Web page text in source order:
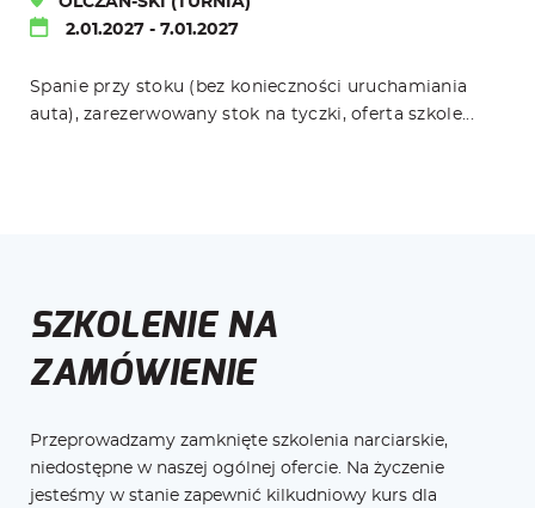
Spanie przy stoku (bez konieczności uruchamiania
auta), zarezerwowany stok na tyczki, oferta szkole...
2.01.2027 - 7.01.2027
SZKOLENIE NA
ZAMÓWIENIE
Przeprowadzamy zamknięte szkolenia narciarskie,
niedostępne w naszej ogólnej ofercie. Na życzenie
jesteśmy w stanie zapewnić kilkudniowy kurs dla